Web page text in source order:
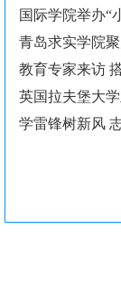
国际学院举办“
青岛求实学院
教育专家来访
英国拉夫堡大
学雷锋树新风